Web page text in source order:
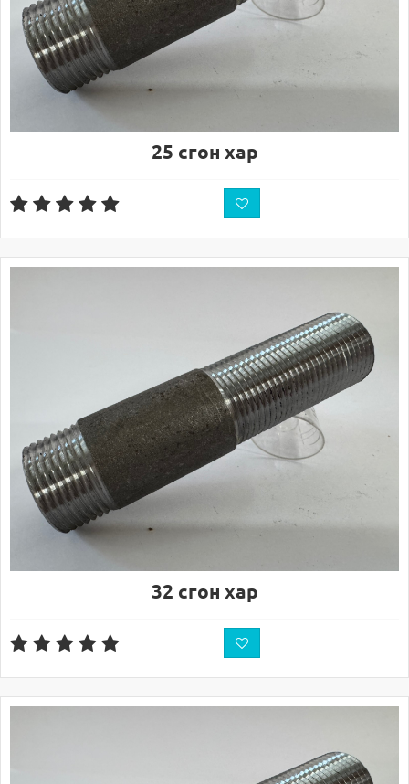
25 сгон хар
32 сгон хар